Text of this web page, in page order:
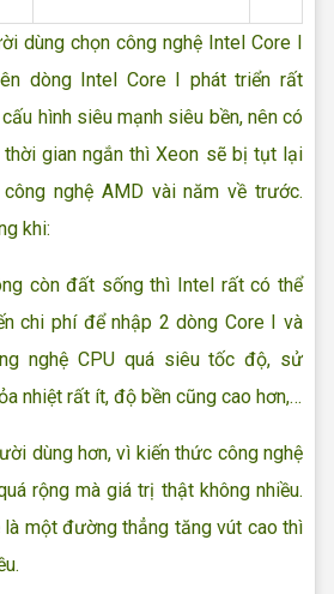
chọn công nghệ Intel Core I
dòng Intel Core I phát triển rất
hình siêu mạnh siêu bền, nên có
gian ngắn thì Xeon sẽ bị tụt lại
nghệ AMD vài năm về trước.
khi:
còn đất sống thì Intel rất có thể
chi phí để nhập 2 dòng Core I và
nghệ CPU quá siêu tốc độ, sử
nhiệt rất ít, độ bền cũng cao hơn,…
dùng hơn, vì kiến thức công nghệ
rộng mà giá trị thật không nhiều.
là một đường thẳng tăng vút cao thì